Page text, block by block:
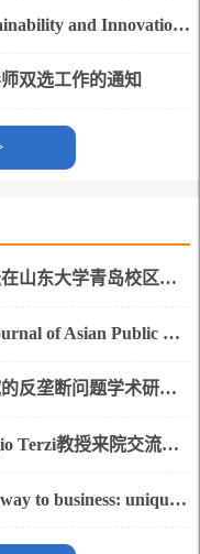
Annual Asia-Region Sustainability and Innovation Symposium
双选工作的通知
第八届国际创新转化论坛在山东大学青岛校区举行
我院张立伟副教授在《Journal of Asian Public Policy》《China Review》和《Journal of Informetrics》发表最新研究成果
数字市场与人工智能领域的反垄断问题学术研讨会顺利举行
意大利米兰理工大学Sergio Terzi教授来院交流并作学术讲座
【讲座预告】The Italian way to business: uniqueness,digitalization, circularity and sustainability